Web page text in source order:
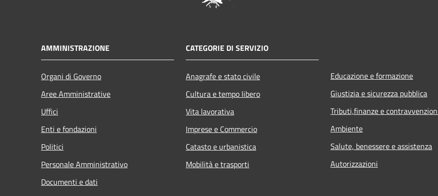
AMMINISTRAZIONE
Organi di Governo
Aree Amministrative
Uffici
Enti e fondazioni
Politici
Personale Amministrativo
Documenti e dati
CATEGORIE DI SERVIZIO
Anagrafe e stato civile
Cultura e tempo libero
Vita lavorativa
Imprese e Commercio
Catasto e urbanistica
Mobilità e trasporti
Educazione e formazione
Giustizia e sicurezza pubblica
Tributi,finanze e
Ambiente
Salute, benessere e assistenza
Autorizzazioni